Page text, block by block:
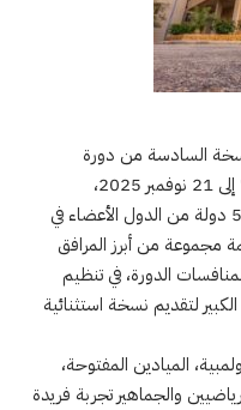
السادسة من دورة
ألعابالتضامن الإسلامي خلال الفترة من 7 إلى 21 نوفمبر 2025،
بمشاركةأكثر من 3000 رياضي يمثلون 57 دولة من الدول الأعضاء في
مجموعة من أبرز المرافق
الدورة، في تنظيم
لتقديم نسخة استثنائية
الميادين المفتوحة،
والجماهير تجربة فريدة